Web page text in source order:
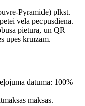
Pyramide) plkst.
vēlā pēcpusdienā.
pieturā, un QR
upes kruīzam.
datuma: 100%
maksas.